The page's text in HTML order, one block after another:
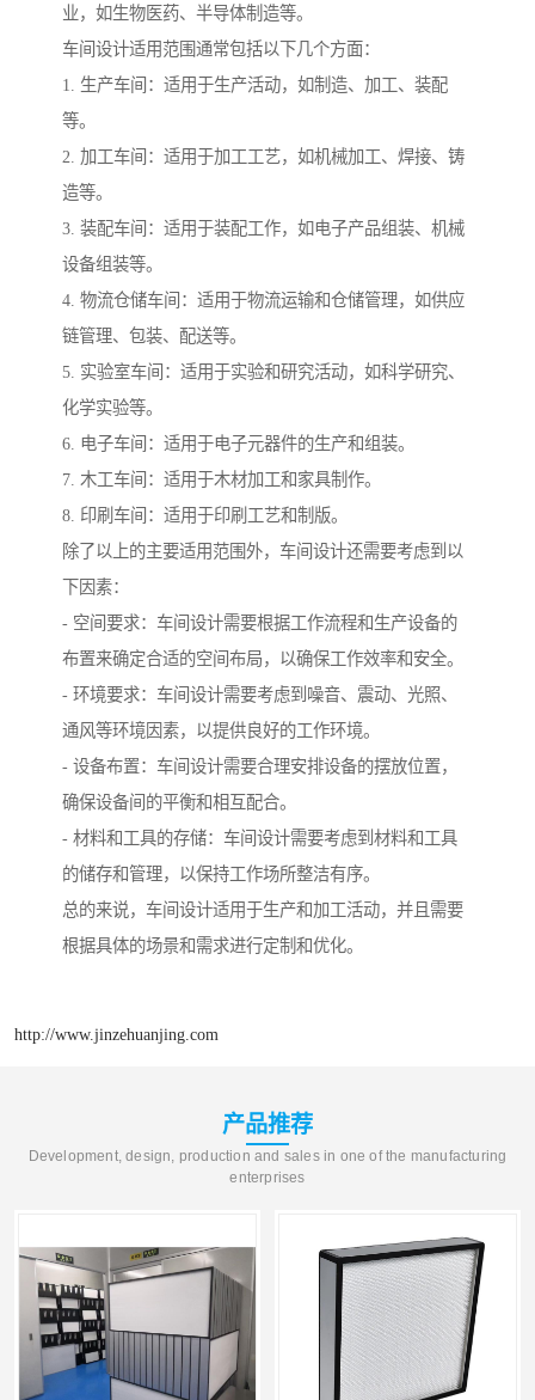
业，如生物医药、半导体制造等。
车间设计适用范围通常包括以下几个方面：
1. 生产车间：适用于生产活动，如制造、加工、装配
等。
2. 加工车间：适用于加工工艺，如机械加工、焊接、铸
造等。
3. 装配车间：适用于装配工作，如电子产品组装、机械
设备组装等。
4. 物流仓储车间：适用于物流运输和仓储管理，如供应
链管理、包装、配送等。
5. 实验室车间：适用于实验和研究活动，如科学研究、
化学实验等。
6. 电子车间：适用于电子元器件的生产和组装。
7. 木工车间：适用于木材加工和家具制作。
8. 印刷车间：适用于印刷工艺和制版。
除了以上的主要适用范围外，车间设计还需要考虑到以
下因素：
- 空间要求：车间设计需要根据工作流程和生产设备的
布置来确定合适的空间布局，以确保工作效率和安全。
- 环境要求：车间设计需要考虑到噪音、震动、光照、
通风等环境因素，以提供良好的工作环境。
- 设备布置：车间设计需要合理安排设备的摆放位置，
确保设备间的平衡和相互配合。
- 材料和工具的存储：车间设计需要考虑到材料和工具
的储存和管理，以保持工作场所整洁有序。
总的来说，车间设计适用于生产和加工活动，并且需要
根据具体的场景和需求进行定制和优化。
http://www.jinzehuanjing.com
产品推荐
Development, design, production and sales in one of the manufacturing
enterprises